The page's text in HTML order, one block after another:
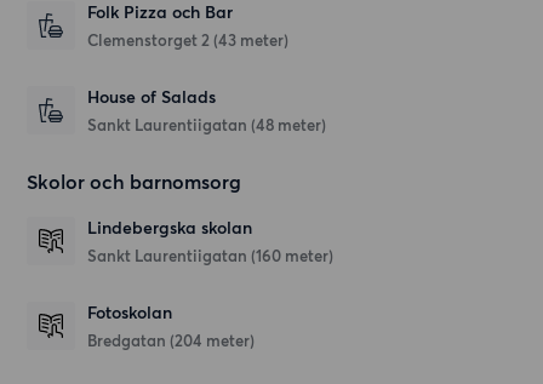
Folk Pizza och Bar
Clemenstorget 2 (43 meter)
House of Salads
Sankt Laurentiigatan (48 meter)
Skolor och barnomsorg
Lindebergska skolan
Sankt Laurentiigatan (160 meter)
Fotoskolan
Bredgatan (204 meter)